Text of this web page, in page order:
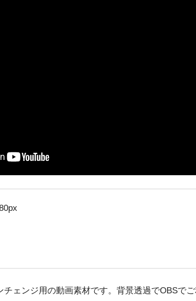
チェンジ用の動画素材です。背景透過でOBSで